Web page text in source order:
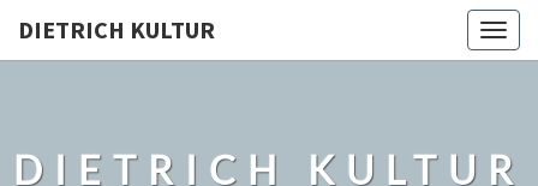
DIETRICH KULTUR
DIETRICH KULTUR